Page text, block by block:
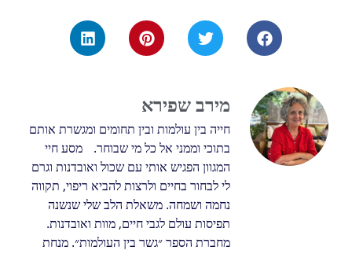
מירב שפירא
חייה בין עולמות ובין תחומים ומגשרת אותם
בתוכי וממני אל כל מי שבוחר. מסע חיי
המגוון הפגיש אותי עם שכול ואובדנות וגרם
לי לבחור בחיים ולרצות להביא ריפוי, תקווה
נחמה ושמחה. משאלת הלב שלי שנשנה
תפיסות עולם לגבי חיים, מוות ואובדנות.
מחברת הספר ״גשר בין העולמות״. מנחת